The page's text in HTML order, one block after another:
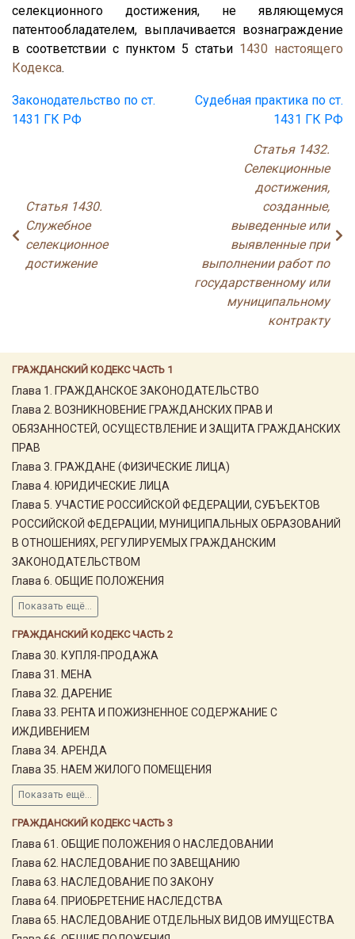
ГРАЖДАНСКИЙ КОДЕКС ЧАСТЬ 1
Глава 1. ГРАЖДАНСКОЕ ЗАКОНОДАТЕЛЬСТВО
Глава 2. ВОЗНИКНОВЕНИЕ ГРАЖДАНСКИХ ПРАВ И
ОБЯЗАННОСТЕЙ, ОСУЩЕСТВЛЕНИЕ И ЗАЩИТА ГРАЖДАНСКИХ
ПРАВ
Глава 3. ГРАЖДАНЕ (ФИЗИЧЕСКИЕ ЛИЦА)
Глава 4. ЮРИДИЧЕСКИЕ ЛИЦА
Глава 5. УЧАСТИЕ РОССИЙСКОЙ ФЕДЕРАЦИИ, СУБЪЕКТОВ
РОССИЙСКОЙ ФЕДЕРАЦИИ, МУНИЦИПАЛЬНЫХ ОБРАЗОВАНИЙ
В ОТНОШЕНИЯХ, РЕГУЛИРУЕМЫХ ГРАЖДАНСКИМ
ЗАКОНОДАТЕЛЬСТВОМ
Глава 6. ОБЩИЕ ПОЛОЖЕНИЯ
Показать ещё...
ГРАЖДАНСКИЙ КОДЕКС ЧАСТЬ 2
Глава 30. КУПЛЯ-ПРОДАЖА
Глава 31. МЕНА
Глава 32. ДАРЕНИЕ
Глава 33. РЕНТА И ПОЖИЗНЕННОЕ СОДЕРЖАНИЕ С
ИЖДИВЕНИЕМ
Глава 34. АРЕНДА
Глава 35. НАЕМ ЖИЛОГО ПОМЕЩЕНИЯ
Показать ещё...
ГРАЖДАНСКИЙ КОДЕКС ЧАСТЬ 3
Глава 61. ОБЩИЕ ПОЛОЖЕНИЯ О НАСЛЕДОВАНИИ
Глава 62. НАСЛЕДОВАНИЕ ПО ЗАВЕЩАНИЮ
Глава 63. НАСЛЕДОВАНИЕ ПО ЗАКОНУ
Глава 64. ПРИОБРЕТЕНИЕ НАСЛЕДСТВА
Глава 65. НАСЛЕДОВАНИЕ ОТДЕЛЬНЫХ ВИДОВ ИМУЩЕСТВА
селекционного достижения, не являющемуся
патентообладателем, выплачивается вознаграждение
в соответствии с пунктом 5 статьи 1430 настоящего
Кодекса.
Законодательство по ст.
1431 ГК РФ
Судебная практика по ст.
1431 ГК РФ
Статья 1430.
Служебное
селекционное
достижение
Статья 1432.
Селекционные
достижения,
созданные,
выведенные или
выявленные при
выполнении работ по
государственному или
муниципальному
контракту